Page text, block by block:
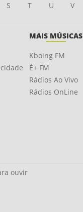
S T U V
MAIS MÚSICAS
Kboing FM
É+ FM
Rádios Ao Vivo
Rádios OnLine
ouvir